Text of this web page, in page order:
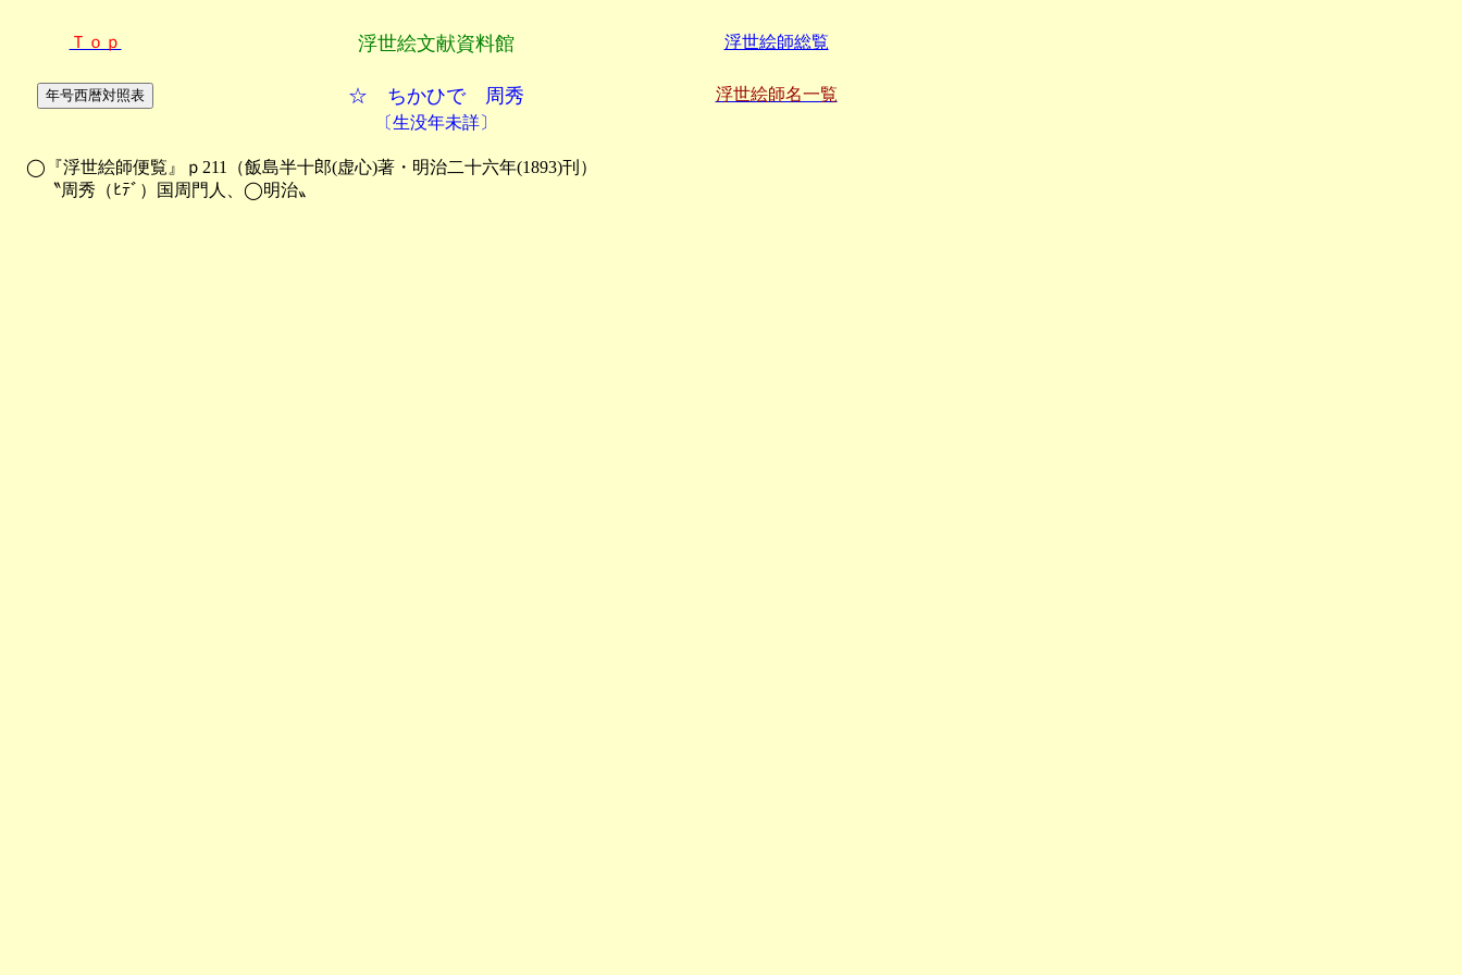
Ｔｏｐ 浮世絵文献資料館 浮世絵師総覧
☆ ちかひで 周秀
浮世絵師名一覧
〔生没年未詳〕
◯『浮世絵師便覧』ｐ211（飯島半十郎(虚心)著・明治二十六年(1893)刊）